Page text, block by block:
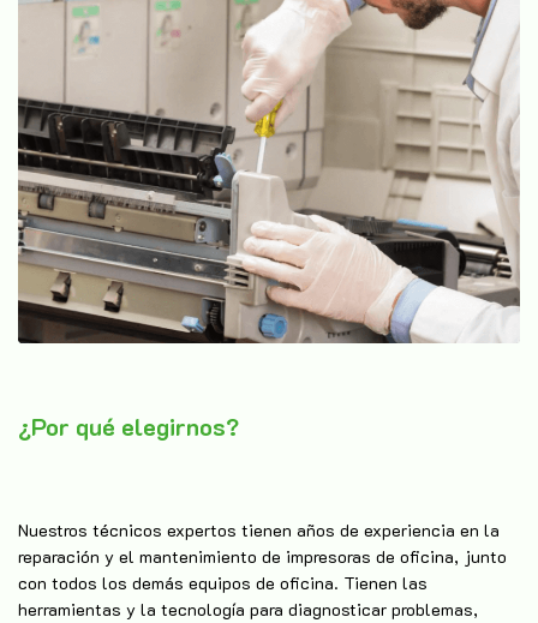
¿Por qué elegirnos?
Nuestros técnicos expertos tienen años de experiencia en la
reparación y el mantenimiento de impresoras de oficina, junto
con todos los demás equipos de oficina. Tienen las
herramientas y la tecnología para diagnosticar problemas,